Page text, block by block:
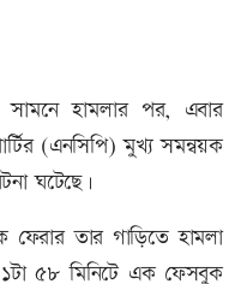
সামনে হামলার পর, এবার
(এনসিপি) মুখ্য সমন্বয়ক
ঘটেছে।
তার গাড়িতে হামলা
৫৮ মিনিটে এক ফেসবুক